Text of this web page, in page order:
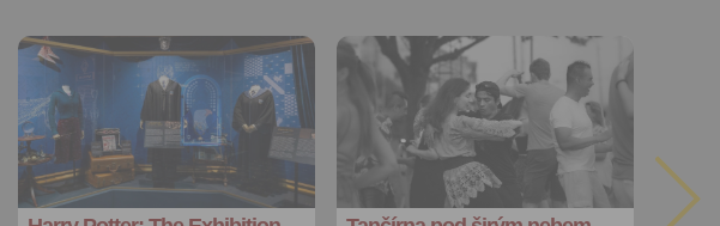
Přidat do
oblíbených
Sdílet:
Facebook
export do
kalendáře
Přidat do
oblíbených
Sdílet:
Facebook
export do
kalendáře